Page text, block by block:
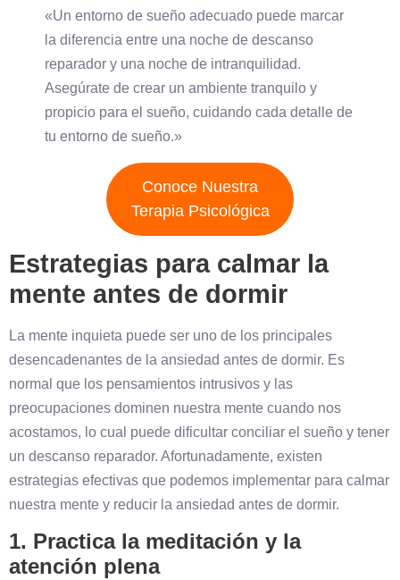
«Un entorno de sueño adecuado puede marcar
la diferencia entre una noche de descanso
reparador y una noche de intranquilidad.
Asegúrate de crear un ambiente tranquilo y
propicio para el sueño, cuidando cada detalle de
tu entorno de sueño.»
Conoce Nuestra
Terapia Psicológica
Estrategias para calmar la
mente antes de dormir
La mente inquieta puede ser uno de los principales
desencadenantes de la ansiedad antes de dormir. Es
normal que los pensamientos intrusivos y las
preocupaciones dominen nuestra mente cuando nos
acostamos, lo cual puede dificultar conciliar el sueño y tener
un descanso reparador. Afortunadamente, existen
estrategias efectivas que podemos implementar para calmar
nuestra mente y reducir la ansiedad antes de dormir.
1. Practica la meditación y la
atención plena